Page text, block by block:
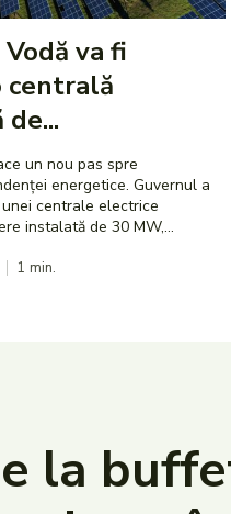
va fi
centrală
un nou pas spre
energetice. Guvernul a
centrale electrice
instalată de 30 MW,...
1 min.